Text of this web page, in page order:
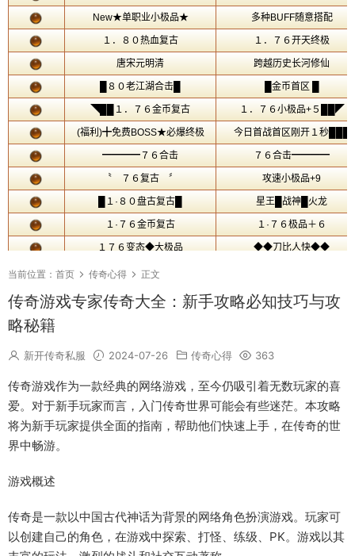
当前位置： 首页 传奇心得 正文
传奇游戏专家传奇大全：新手攻略必知技巧与攻
略秘籍
新开传奇私服 2024-07-26 传奇心得 363
传奇游戏作为一款经典的网络游戏，至今仍吸引着无数玩家的喜
爱。对于新手玩家而言，入门传奇世界可能会有些迷茫。本攻略
将为新手玩家提供全面的指南，帮助他们快速上手，在传奇的世
界中畅游。
游戏概述
传奇是一款以中国古代神话为背景的网络角色扮演游戏。玩家可
以创建自己的角色，在游戏中探索、打怪、练级、PK。游戏以其